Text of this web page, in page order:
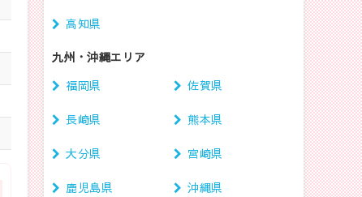
高知県
九州・沖縄エリア
福岡県
佐賀県
長崎県 熊本県
大分県 宮崎県
鹿児島県 沖縄県